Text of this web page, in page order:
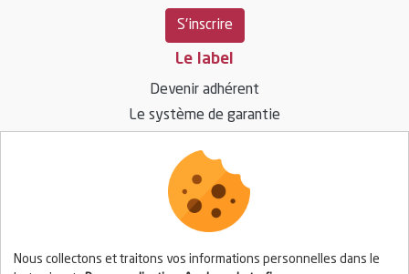
S'inscrire
Le label
Devenir adhérent
Le système de garantie
Vos questions / réponses
Espace presse
Nous collectons et traitons vos informations personnelles dans le